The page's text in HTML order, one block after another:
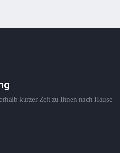
kurzer Zeit zu Ihnen nach Hause